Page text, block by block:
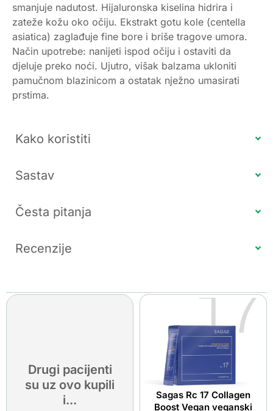
smanjuje nadutost. Hijaluronska kiselina hidrira i
zateže kožu oko očiju. Ekstrakt gotu kole (centella
asiatica) zaglađuje fine bore i briše tragove umora.
Način upotrebe: nanijeti ispod očiju i ostaviti da
djeluje preko noći. Ujutro, višak balzama ukloniti
pamučnom blazinicom a ostatak nježno umasirati
prstima.
Kako koristiti
Sastav
Česta pitanja
Recenzije
Drugi pacijenti
su uz ovo kupili
i...
Sagas Rc 17 Collagen
Boost Vegan veganski